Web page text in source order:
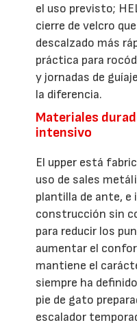
el uso previsto;
cierre de velcro
descalzado más
práctica para
y jornadas de
la diferencia.
Materiales
intensivo
El upper está
uso de sales
plantilla de ante, e
construcción sin
para reducir los
aumentar el
mantiene el
siempre ha
pie de gato
escalador